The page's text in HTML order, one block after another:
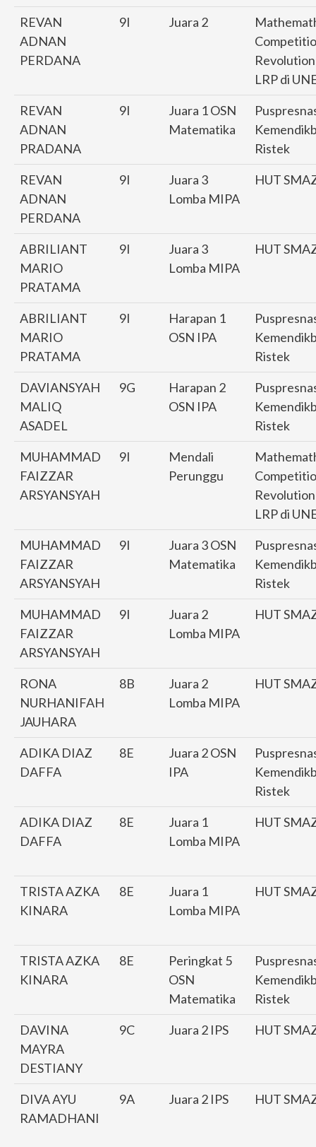
REVAN
ADNAN
PERDANA
9I Juara 2
Revolution
LRP di
REVAN
ADNAN
PRADANA
9I
Juara 1 OSN
Matematika
Ristek
REVAN
ADNAN
PERDANA
9I
Juara 3
Lomba MIPA
HUT
ABRILIANT
MARIO
PRATAMA
9I
Juara 3
Lomba MIPA
HUT
ABRILIANT
MARIO
PRATAMA
9I
Harapan 1
OSN IPA
Ristek
DAVIANSYAH
MALIQ
ASADEL
9G
Harapan 2
OSN IPA
Ristek
MUHAMMAD
FAIZZAR
ARSYANSYAH
9I
Mendali
Perunggu
Revolution
LRP di
MUHAMMAD
FAIZZAR
ARSYANSYAH
9I
Juara 3 OSN
Matematika
Ristek
MUHAMMAD
FAIZZAR
ARSYANSYAH
9I
Juara 2
Lomba MIPA
HUT
RONA
NURHANIFAH
JAUHARA
8B
Juara 2
Lomba MIPA
HUT
ADIKA DIAZ
DAFFA
8E
Juara 2 OSN
IPA
Ristek
ADIKA DIAZ
DAFFA
8E
Juara 1
Lomba MIPA
HUT
TRISTA AZKA
KINARA
8E
Juara 1
Lomba MIPA
HUT
TRISTA AZKA
KINARA
8E
Peringkat 5
OSN
Matematika
Ristek
DAVINA
MAYRA
DESTIANY
9C Juara 2 IPS HUT
DIVA AYU
RAMADHANI
9A Juara 2 IPS HUT